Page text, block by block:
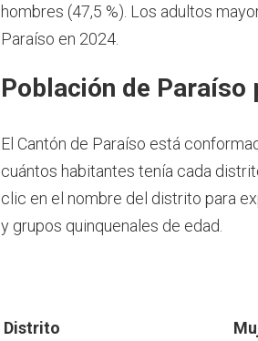
hombres (47,5 %). Los adultos
Paraíso en 2024.
Población de
El Cantón de Paraíso está
cuántos habitantes tenía cada
clic en el nombre del distrito para
y grupos quinquenales de edad.
Distrito